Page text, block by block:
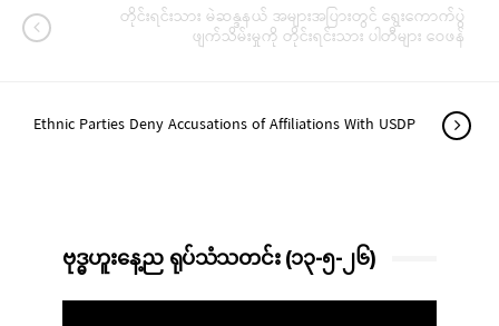
တိုင်းရင်းသား မဲဆန္ဒနယ် အများအပြားတွင် ရွေးကောက်ပွဲ
ဖျက်သိမ်းမှုကို တိုင်းရင်းသား ပါတီများ ဝေဖန်
Ethnic Parties Deny Accusations of Affiliations With USDP
ဗုဒ္ဓဟူးနေ့ည ရုပ်သံသတင်း (၁၃-၅-၂၆)